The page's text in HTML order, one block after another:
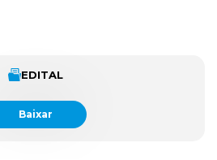
EDITAL
Baixar